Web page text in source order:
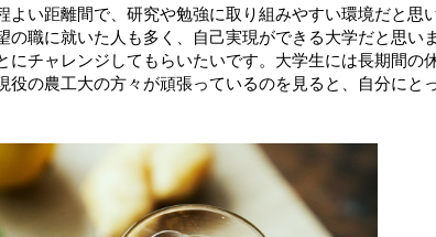
い距離間で、研究や勉強に取り組みやすい環境だと思い
職に就いた人も多く、自己実現ができる大学だと思いま
チャレンジしてもらいたいです。大学生には長期間の
の農工大の方々が頑張っているのを見ると、自分にと